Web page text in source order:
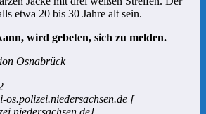
etwa 20 bis 30 Jahre alt sein.
wird gebeten, sich zu melden.
Osnabrück
os.polizei.niedersachsen.de [